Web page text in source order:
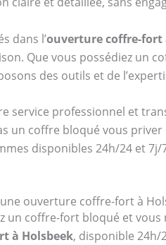
dans l’ouverture coffre-fort
Que vous possédiez un
des outils et de
service professionnel et
un coffre bloqué vous
disponibles 24h/24 et
ouverture coffre-fort à
un coffre-fort bloqué et vous
à Holsbeek, disponible 24h/